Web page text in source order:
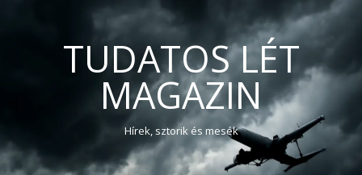
TUDATOS LÉT
MAGAZIN
Hírek, sztorik és mesék